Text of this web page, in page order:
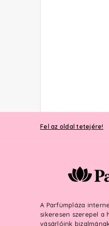
Fel az oldal tetejére!
A Parfümpláza
sikeresen szerepel a
vásárlóink